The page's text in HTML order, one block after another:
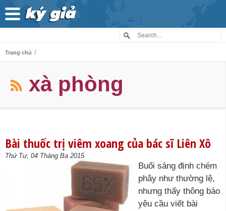
Trang chủ /
xà phòng
Bài thuốc trị viêm xoang của bác sĩ Liên Xô
Thứ Tư, 04 Tháng Ba 2015
Buổi sáng định chém
phây như thường lệ,
nhưng thấy thông báo
yêu cầu viết bài